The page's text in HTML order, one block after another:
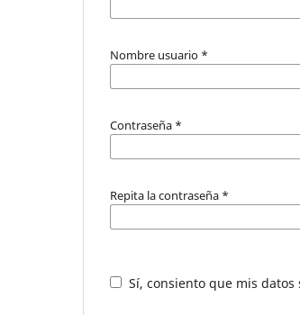
Nombre usuario *
Contraseña *
Repita la contraseña *
Sí, consiento que mis